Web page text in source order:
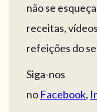
não se
receitas,
refeições do
Siga-nos
no Facebook,